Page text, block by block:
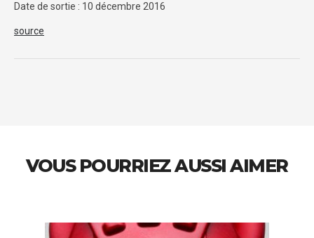
Date de sortie : 10 décembre 2016
source
VOUS POURRIEZ AUSSI AIMER